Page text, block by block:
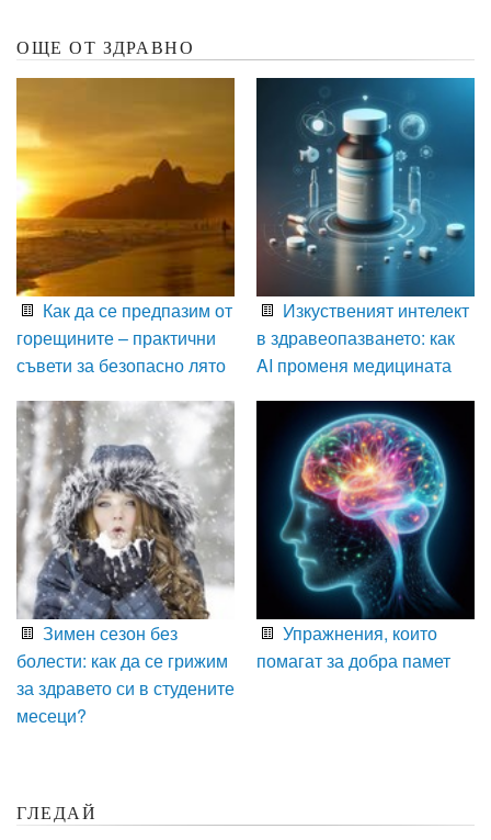
ОЩЕ ОТ ЗДРАВНО
Как да се предпазим от
горещините – практични
съвети за безопасно лято
Изкуственият интелект
в здравеопазването: как
AI променя медицината
Зимен сезон без
болести: как да се грижим
за здравето си в студените
месеци?
Упражнения, които
помагат за добра памет
ГЛЕДАЙ